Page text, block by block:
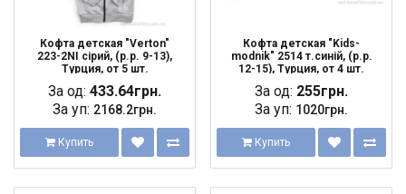
Кофта детская "Verton"
223-2NI сірий, (р.р. 9-13),
Турция, от 5 шт.
За од: 433.64грн.
За уп: 2168.2грн.
Купить
Кофта детская "Kids-
modnik" 2514 т.синій, (р.р.
12-15), Турция, от 4 шт.
За од: 255грн.
За уп: 1020грн.
Купить